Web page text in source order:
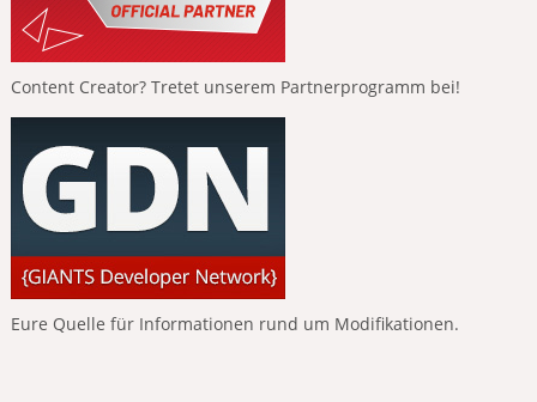
Content Creator? Tretet unserem Partnerprogramm bei!
Eure Quelle für Informationen rund um Modifikationen.